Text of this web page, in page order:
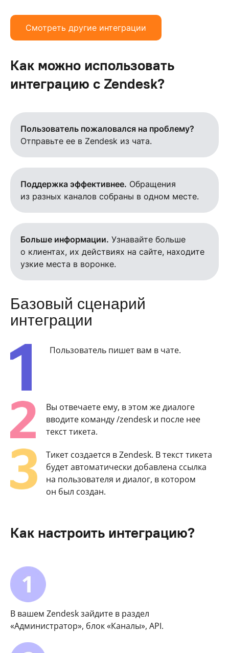
Смотреть другие интеграции
Как можно использовать
интеграцию с Zendesk?
Пользователь пожаловался на проблему?
Отправьте ее в Zendesk из чата.
Поддержка эффективнее. Обращения
из разных каналов собраны в одном месте.
Больше информации. Узнавайте больше
о клиентах, их действиях на сайте, находите
узкие места в воронке.
Базовый сценарий
интеграции
Пользователь пишет вам в чате.
Вы отвечаете ему, в этом же диалоге
вводите команду /zendesk и после нее
текст тикета.
Тикет создается в Zendesk. В текст тикета
будет автоматически добавлена ссылка
на пользователя и диалог, в котором
он был создан.
Как настроить интеграцию?
В вашем Zendesk зайдите в раздел
«Администратор», блок «Каналы», API.